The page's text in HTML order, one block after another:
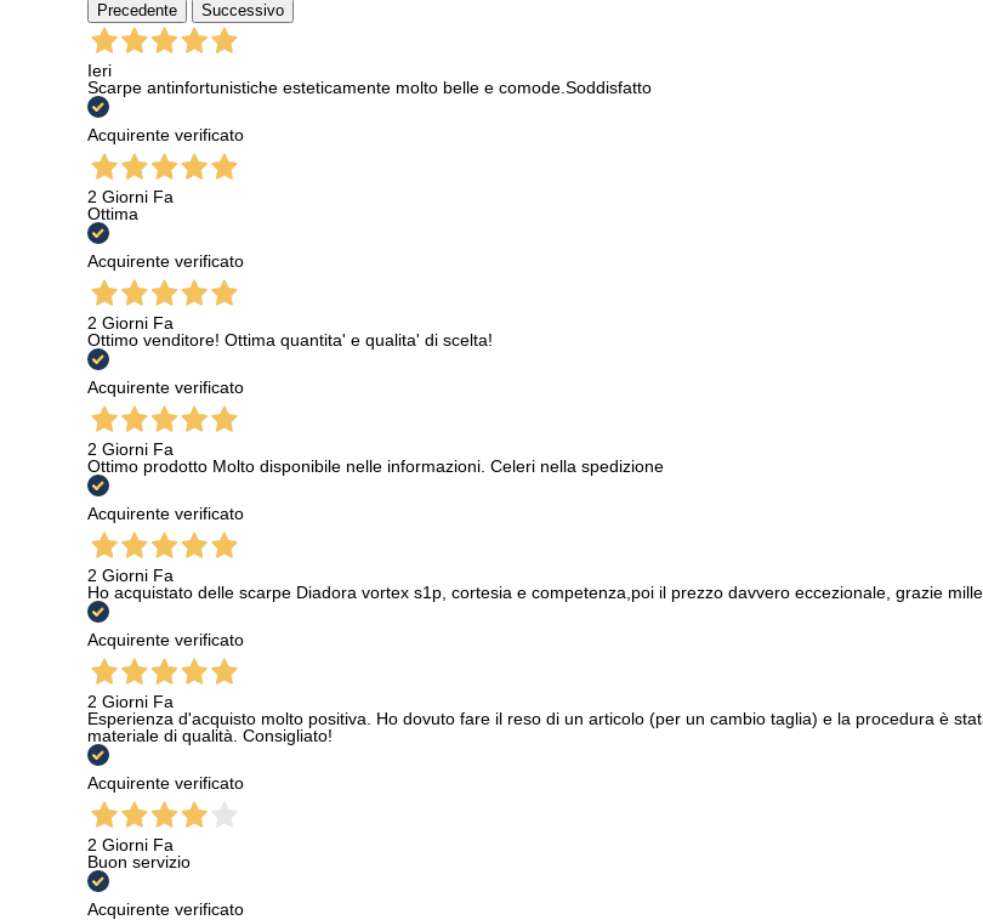
Precedente Successivo
Ieri
Scarpe antinfortunistiche esteticamente molto belle e comode.Soddisfatto
Acquirente verificato
2 Giorni Fa
Ottima
Acquirente verificato
2 Giorni Fa
Ottimo venditore! Ottima quantita' e qualita' di scelta!
Acquirente verificato
2 Giorni Fa
Ottimo prodotto Molto disponibile nelle informazioni. Celeri nella spedizione
Acquirente verificato
2 Giorni Fa
Ho acquistato delle scarpe Diadora vortex s1p, cortesia e competenza,poi il prezzo davvero eccezionale, grazie mille
Acquirente verificato
2 Giorni Fa
Esperienza d'acquisto molto positiva. Ho dovuto fare il reso di un articolo (per un cambio taglia) e la procedura è
materiale di qualità. Consigliato!
Acquirente verificato
2 Giorni Fa
Buon servizio
Acquirente verificato